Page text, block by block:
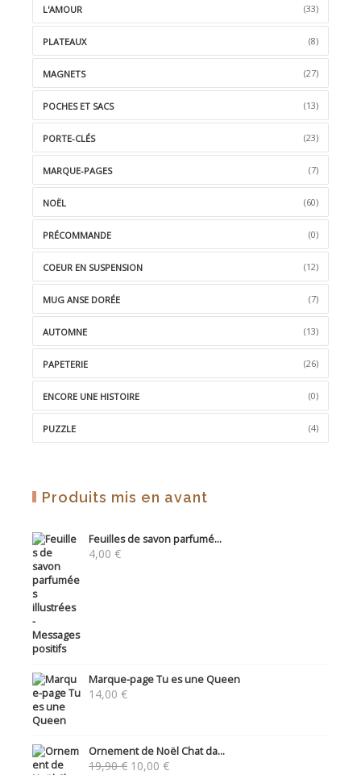
L'AMOUR (33)
PLATEAUX (8)
MAGNETS (27)
POCHES ET SACS (13)
PORTE-CLÉS (23)
MARQUE-PAGES (7)
NOËL (60)
PRÉCOMMANDE (0)
COEUR EN SUSPENSION (12)
MUG ANSE DORÉE (7)
AUTOMNE (13)
PAPETERIE (26)
ENCORE UNE HISTOIRE (0)
PUZZLE (4)
Produits mis en avant
Feuilles de savon parfumé...
4,00 €
Marque-page Tu es une Queen
14,00 €
Ornement de Noël Chat da...
19,90€ Le
10,00 €Le